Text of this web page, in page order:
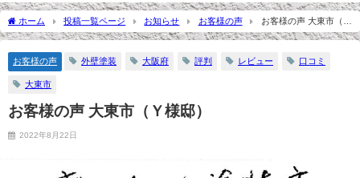
ホーム 投稿一覧ページ お知らせ お客様の声
お客様の声 大東市（Ｙ
様邸）
お客様の声 外壁塗装 大阪府 評判 レビュー 口コミ
大東市
お客様の声 大東市（Ｙ様邸）
2022年8月22日